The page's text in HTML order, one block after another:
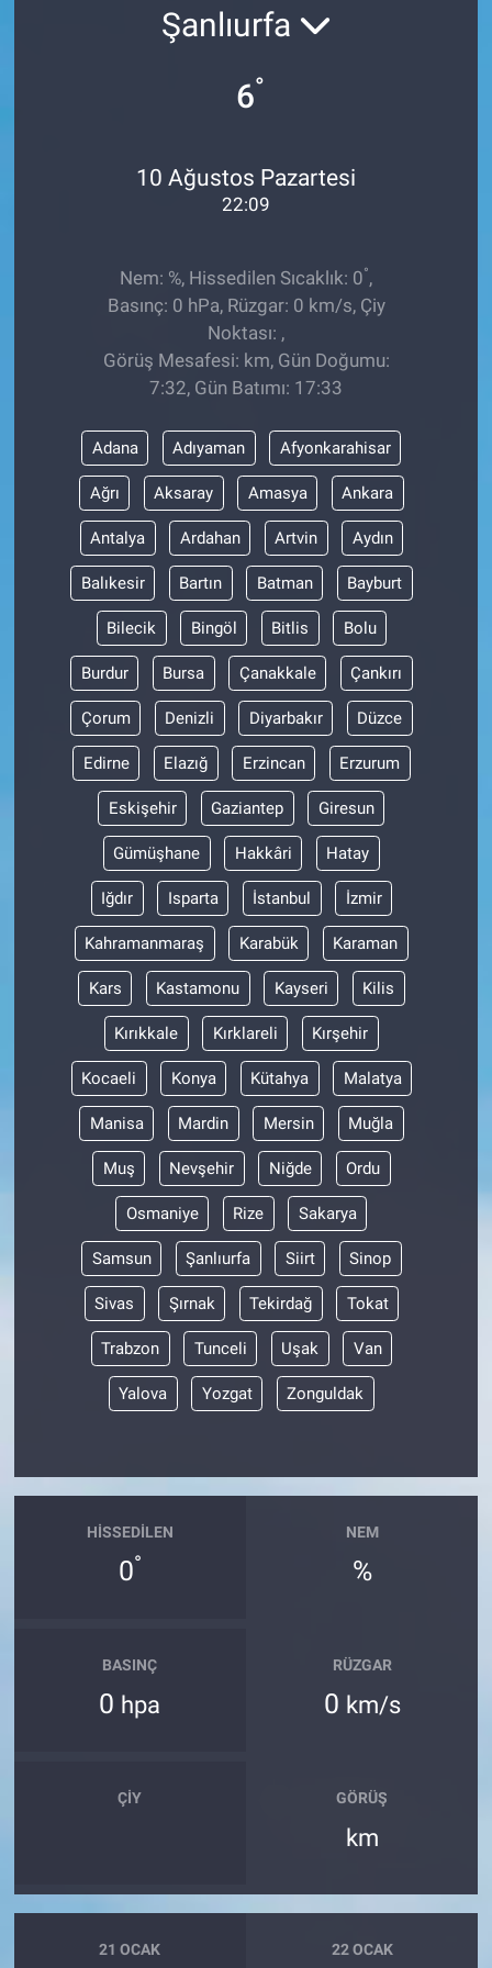
Şanlıurfa
6°
10 Ağustos Pazartesi
22:09
Nem: %, Hissedilen Sıcaklık: 0°,
Basınç: 0 hPa, Rüzgar: 0 km/s, Çiy
Noktası: ,
Görüş Mesafesi: km, Gün Doğumu:
7:32, Gün Batımı: 17:33
Adana Adıyaman Afyonkarahisar
Ağrı Aksaray Amasya Ankara
Antalya Ardahan Artvin Aydın
Balıkesir Bartın Batman Bayburt
Bilecik Bingöl Bitlis Bolu
Burdur Bursa Çanakkale Çankırı
Çorum Denizli Diyarbakır Düzce
Edirne Elazığ Erzincan Erzurum
Eskişehir Gaziantep Giresun
Gümüşhane Hakkâri Hatay
Iğdır Isparta İstanbul İzmir
Kahramanmaraş Karabük Karaman
Kars Kastamonu Kayseri Kilis
Kırıkkale Kırklareli Kırşehir
Kocaeli Konya Kütahya Malatya
Manisa Mardin Mersin Muğla
Muş Nevşehir Niğde Ordu
Osmaniye Rize Sakarya
Samsun Şanlıurfa Siirt Sinop
Sivas Şırnak Tekirdağ Tokat
Trabzon Tunceli Uşak Van
Yalova Yozgat Zonguldak
HISSEDILEN
0°
NEM
%
BASINÇ
0 hpa
RÜZGAR
0 km/s
ÇIY GÖRÜŞ
km
21 OCAK 22 OCAK
Ege'den Esintiler
Gerçeğin İzinde
Gün Başlıyor
Gün Bitiyor
Gün Ortası
Gündem Özel
Günün görüntüsü
Haber
İlan
Kimdir
Koronavirüs
Kültür Sanat
Ne demişti
Nedir
Popüler
Programlar
Sağlık
Teknoloji
Türkiye'nin Geleceği
Türkiye'nin Gündemi
Yerel Yaşam
Canlı Yayın